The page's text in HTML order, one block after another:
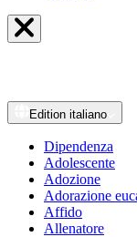
Edition italiano
Dipendenza
Adolescente
Adozione
Adorazione
Affido
Allenatore